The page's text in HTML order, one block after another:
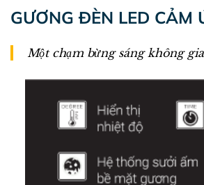
trắng
viền
GƯƠNG ĐÈN LED CẢM
Một chạm bừng sáng không